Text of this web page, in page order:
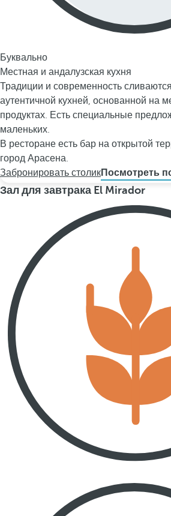
Буквально
Местная и андалузская кухня
Традиции и современность
аутентичной кухней, основанной на
продуктах. Есть специальные
маленьких.
В ресторане есть бар на открытой
город Арасена.
Забронировать столикПосмотреть
Зал для завтрака El Mirador